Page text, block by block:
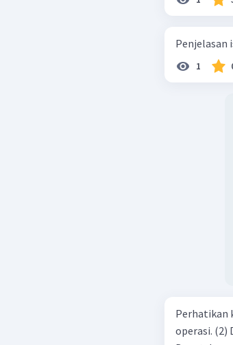
Penjelasan
1
Perhatikan kutipan
operasi. (2) Ditangani konsultan ahli yang sangat berpengalaman (3)